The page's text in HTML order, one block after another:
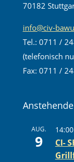
70182
info@civ-
Tel.: 0711 /
(telefonisch
Fax: 0711 /
AUG.
9
14:00
CI-